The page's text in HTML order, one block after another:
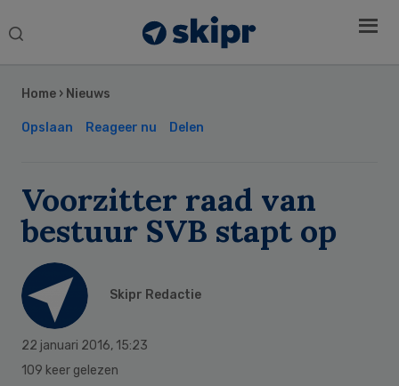
Search
Home › Nieuws
Opslaan Reageer nu Delen
Voorzitter raad van
bestuur SVB stapt op
Skipr Redactie
22 januari 2016, 15:23
109 keer gelezen
Sidebar